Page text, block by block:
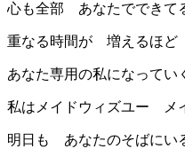
心も全部 あなたでできて
重なる時間が 増えるほど
あなた専用の私になってい
私はメイドウィズユー メ
明日も あなたのそばにい